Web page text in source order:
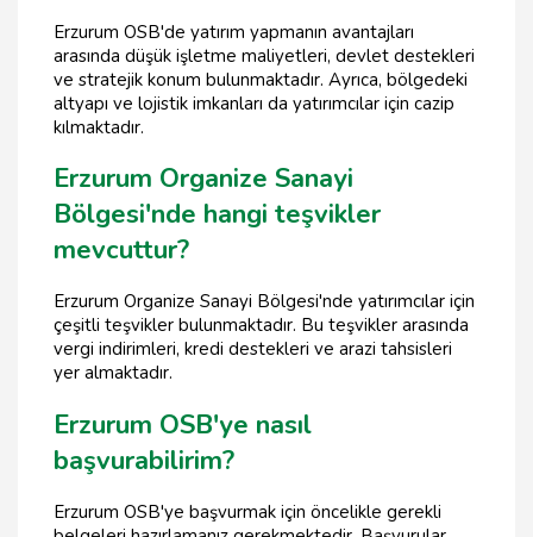
Erzurum OSB'de yatırım yapmanın avantajları
arasında düşük işletme maliyetleri, devlet destekleri
ve stratejik konum bulunmaktadır. Ayrıca, bölgedeki
altyapı ve lojistik imkanları da yatırımcılar için cazip
kılmaktadır.
Erzurum Organize Sanayi
Bölgesi'nde hangi teşvikler
mevcuttur?
Erzurum Organize Sanayi Bölgesi'nde yatırımcılar için
çeşitli teşvikler bulunmaktadır. Bu teşvikler arasında
vergi indirimleri, kredi destekleri ve arazi tahsisleri
yer almaktadır.
Erzurum OSB'ye nasıl
başvurabilirim?
Erzurum OSB'ye başvurmak için öncelikle gerekli